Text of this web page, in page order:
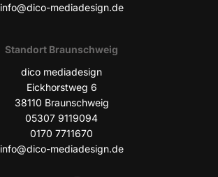
info@dico-mediadesign.de
Stand­ort Braunschweig
dico media­de­sign
Eick­horst­weg 6
38110 Braun­schweig
05307 9119094
0170 7711670
info@dico-mediadesign.de